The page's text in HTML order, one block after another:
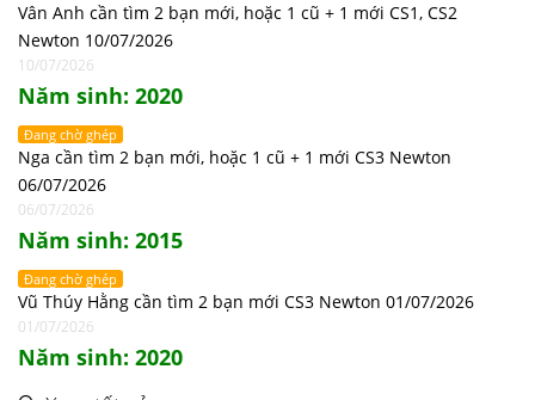
Vân Anh cần tìm 2 bạn mới, hoặc 1 cũ + 1 mới CS1, CS2
Newton 10/07/2026
10/07/2026
Năm sinh: 2020
Đang chờ ghép
Nga cần tìm 2 bạn mới, hoặc 1 cũ + 1 mới CS3 Newton
06/07/2026
06/07/2026
Năm sinh: 2015
Đang chờ ghép
Vũ Thúy Hằng cần tìm 2 bạn mới CS3 Newton 01/07/2026
01/07/2026
Năm sinh: 2020